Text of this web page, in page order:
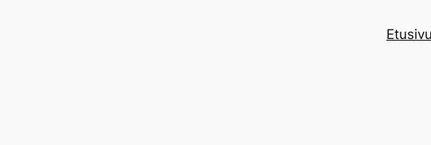
Etusivu